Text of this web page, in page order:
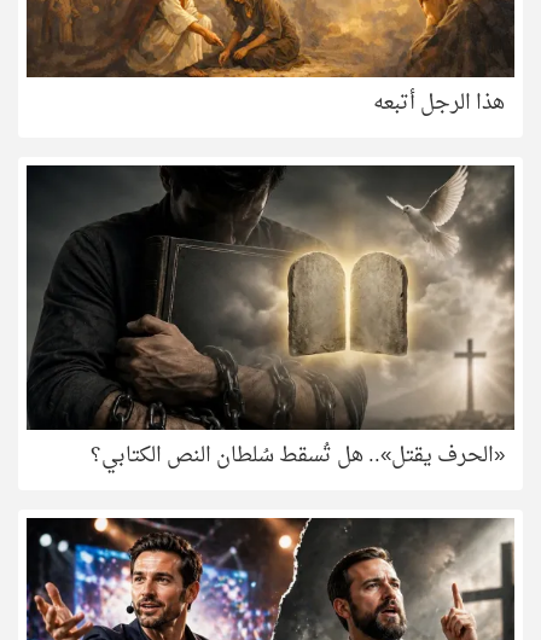
هذا الرجل أتبعه
«الحرف يقتل».. هل تُسقط سُلطان النص الكتابي؟